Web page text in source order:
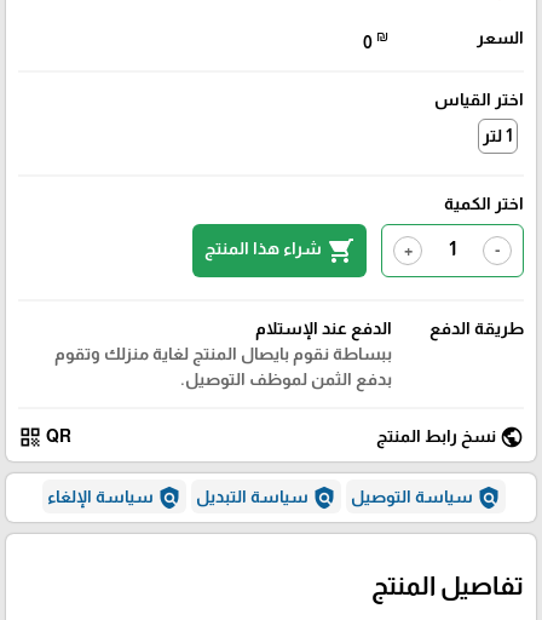
السعر 0 ₪
اختر القياس
1 لتر
اختر الكمية
-
+
shopping_cart شراء هذا المنتج
طريقة الدفع
الدفع عند الإستلام
ببساطة نقوم بايصال المنتج لغاية منزلك وتقوم
بدفع الثمن لموظف التوصيل.
public نسخ رابط المنتج QR
qr_code
policy سياسة التوصيل policy سياسة التبديل policy سياسة الإلغاء
تفاصيل المنتج